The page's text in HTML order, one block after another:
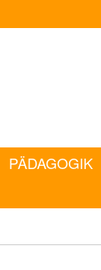
PÄDAGOGIK